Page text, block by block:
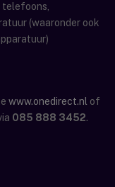
(waaronder ook
www.onedirect.nl of
085 888 3452.